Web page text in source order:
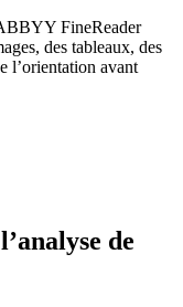
FineReader
des tableaux, des
l’orientation avant
de